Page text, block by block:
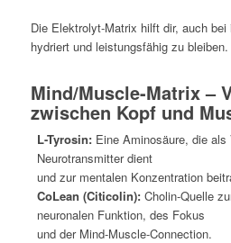
Die Elektrolyt-Matrix hilft dir, auch
hydriert und leistungsfähig zu bleiben.
Mind/Muscle-Matrix –
zwischen Kopf und
L-Tyrosin:Eine Aminosäure, die als
Neurotransmitter dient
und zur mentalen Konzentration
CoLean (Citicolin):Cholin-Quelle
neuronalen Funktion, des Fokus
und der Mind-Muscle-Connection.